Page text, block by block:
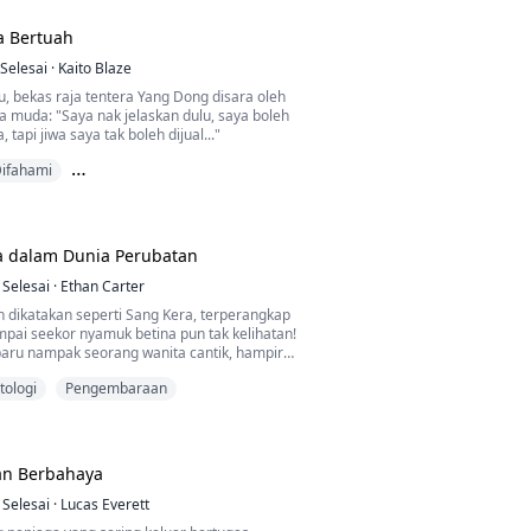
Bertuah
Selesai · Kaito Blaze
bekas raja tentera Yang Dong disara oleh
muda: "Saya nak jelaskan dulu, saya boleh
tapi jiwa saya tak boleh dijual..."
dalam Dunia Perubatan
Selesai · Ethan Carter
dikatakan seperti Sang Kera, terperangkap
seekor nyamuk betina pun tak kelihatan!
nampak seorang wanita cantik, hampir-
ilmu bomohnya, memotong mereka sampai
Pengembaraan
Berbahaya
Selesai · Lucas Everett